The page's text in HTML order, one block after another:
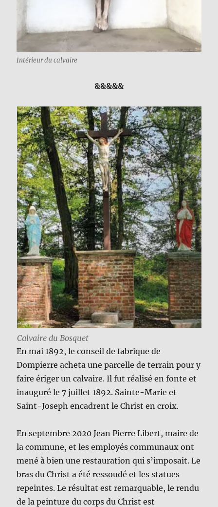
Intérieur du calvaire
&&&&&
Calvaire du Bosquet
En mai 1892, le conseil de fabrique de
Dompierre acheta une parcelle de terrain pour y
faire ériger un calvaire. Il fut réalisé en fonte et
inauguré le 7 juillet 1892. Sainte-Marie et
Saint-Joseph encadrent le Christ en croix.
En septembre 2020 Jean Pierre Libert, maire de
la commune, et les employés communaux ont
mené à bien une restauration qui s’imposait. Le
bras du Christ a été ressoudé et les statues
repeintes. Le résultat est remarquable, le rendu
de la peinture du corps du Christ est